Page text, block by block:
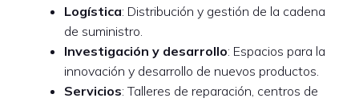
Logística: Distribución y gestión de la cadena
de suministro.
Investigación y desarrollo: Espacios para la
innovación y desarrollo de nuevos productos.
Servicios: Talleres de reparación, centros de